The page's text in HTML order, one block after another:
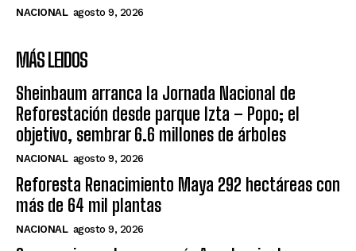
NACIONAL agosto 9, 2026
MÁS LEIDOS
Sheinbaum arranca la Jornada Nacional de
Reforestación desde parque Izta – Popo; el
objetivo, sembrar 6.6 millones de árboles
NACIONAL agosto 9, 2026
Reforesta Renacimiento Maya 292 hectáreas con
más de 64 mil plantas
NACIONAL agosto 9, 2026